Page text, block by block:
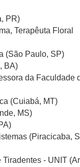
PR)
Terapêuta Floral
(São Paulo, SP)
BA)
da Faculdade
(Cuiabá, MT)
MS)
(Piracicaba,
- UNIT